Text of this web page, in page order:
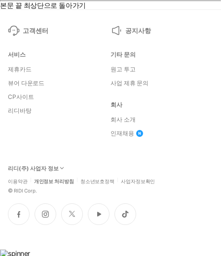
본문 끝 최상단으로 돌아가기
고객센터 공지사항
서비스
제휴카드
뷰어 다운로드
CP사이트
리디바탕
기타 문의
원고 투고
사업 제휴 문의
회사
회사 소개
인재채용
리디(주) 사업자 정보
이용약관 개인정보 처리방침 청소년보호정책 사업자정보확인
© RIDI Corp.
페
이
인
스
트
위
유
튜
틱
톡